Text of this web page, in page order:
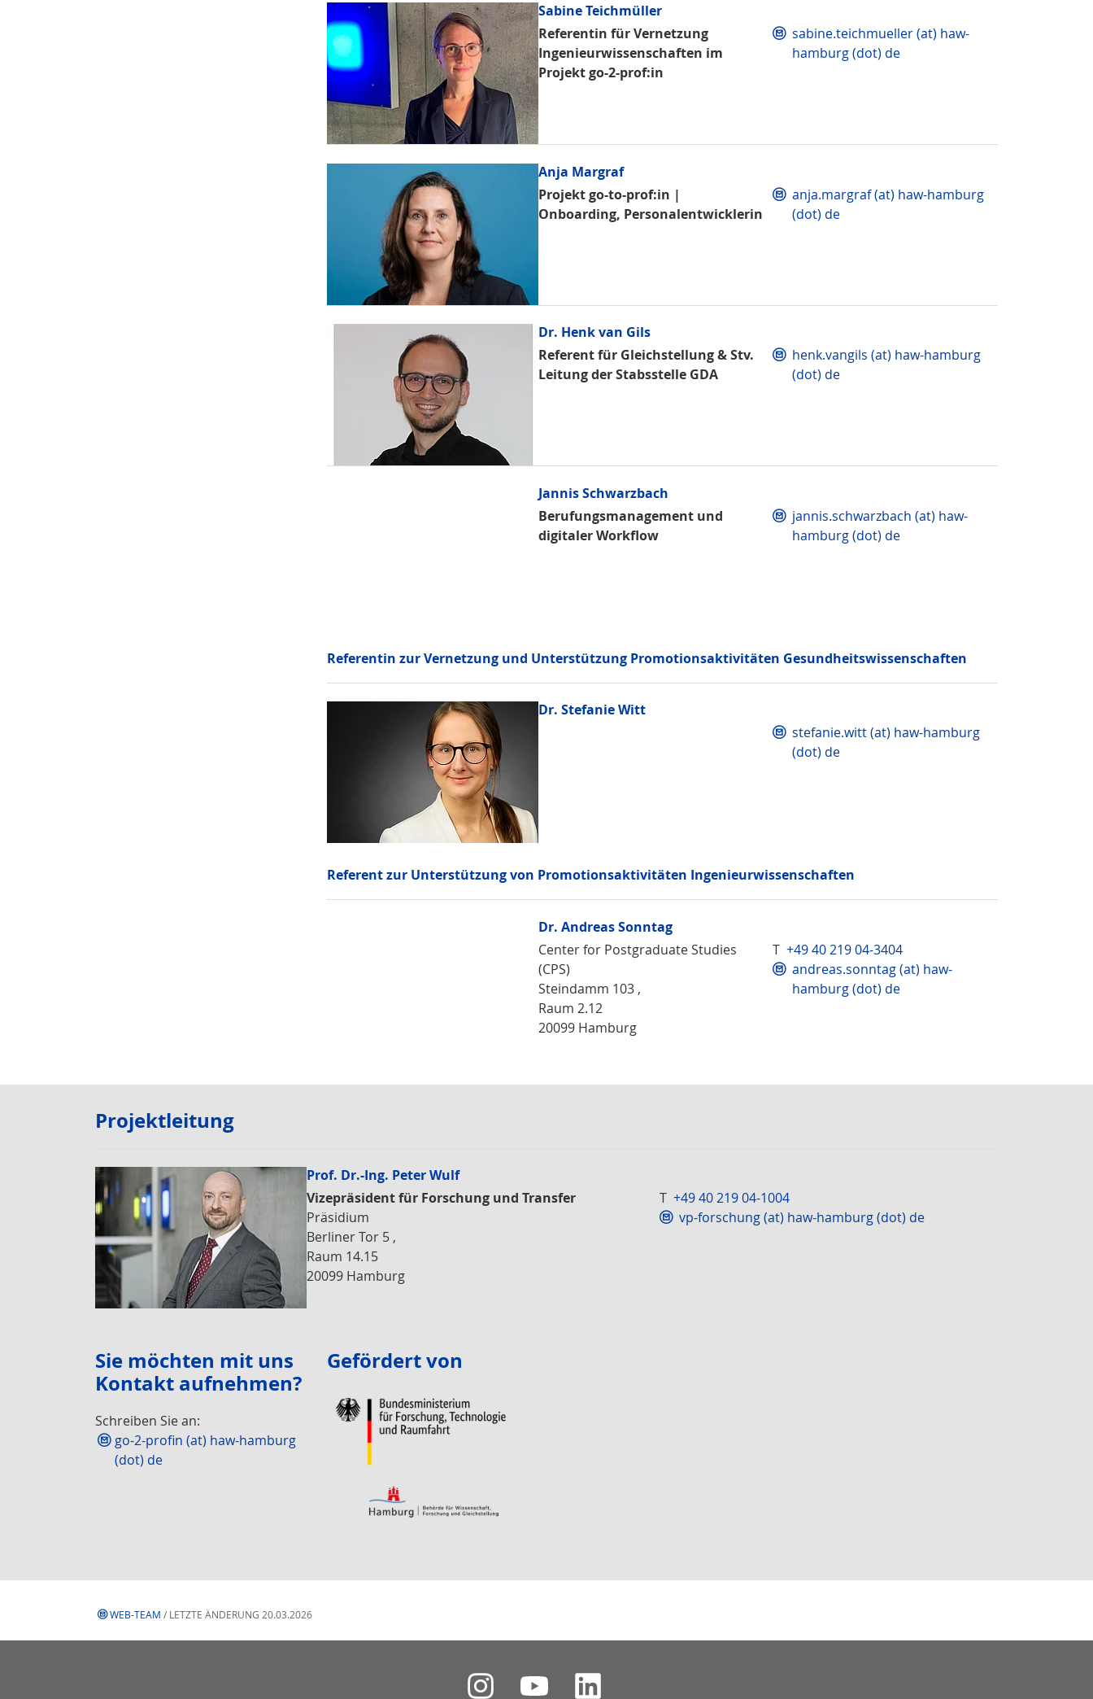
Sabine Teichmüller
Referentin für Vernetzung
Ingenieurwissenschaften im
Projekt go-2-prof:in
sabine.teichmueller (at) haw-
hamburg (dot) de
Anja Margraf
Projekt go-to-prof:in |
Onboarding, Personalentwicklerin
anja.margraf (at) haw-hamburg
(dot) de
Dr. Henk van Gils
Referent für Gleichstellung & Stv.
Leitung der Stabsstelle GDA
henk.vangils (at) haw-hamburg
(dot) de
Jannis Schwarzbach
Berufungsmanagement und
digitaler Workflow
jannis.schwarzbach (at) haw-
hamburg (dot) de
Referentin zur Vernetzung und Unterstützung Promotionsaktivitäten Gesundheits­wissenschaften
Dr. Stefanie Witt
stefanie.witt (at) haw-hamburg
(dot) de
Referent zur Unterstützung von Promotionsaktivitäten Ingenieur­wissenschaften
Dr. Andreas Sonntag
Center for Postgraduate Studies
(CPS)
Steindamm 103 ,
Raum 2.12
20099 Hamburg
T +49 40 219 04-3404
andreas.sonntag (at) haw-
hamburg (dot) de
Projektleitung
Prof. Dr.-Ing. Peter Wulf
Vizepräsident für Forschung und Transfer
Präsidium
Berliner Tor 5 ,
Raum 14.15
20099 Hamburg
T +49 40 219 04-1004
vp-forschung (at) haw-hamburg (dot) de
Sie möchten mit uns
Kontakt aufnehmen?
Schreiben Sie an:
go-2-profin (at) haw-hamburg
(dot) de
Gefördert von
WEB-TEAM / LETZTE ÄNDERUNG 20.03.2026